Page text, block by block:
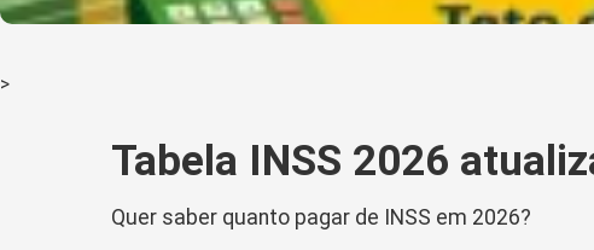
>
Tabela INSS 2026
Quer saber quanto pagar de INSS em 2026?